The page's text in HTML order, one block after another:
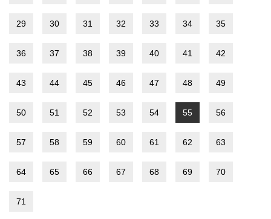
29 30 31 32 33 34 35
36 37 38 39 40 41 42
43 44 45 46 47 48 49
50 51 52 53 54 55 56
57 58 59 60 61 62 63
64 65 66 67 68 69 70
71